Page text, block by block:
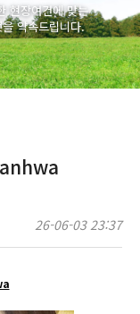
현장여건에 맞는
약속드립니다.
26-06-03 23:37